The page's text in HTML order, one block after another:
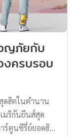
วกผู้นี้ เขาคือ
คุย และรวบรวม
ในหัวข้อ
มือถามได้ตลอด
ให้เราพูดได้
ตาของแอป
ชื่อเสียงระดับ
Axel […]
ญภัยกับ
งครบรอบ
ดฮิตในตำนาน
มริกันยีนส์สุด
ร์ตูนซีรี่ย์ยอดฮิต